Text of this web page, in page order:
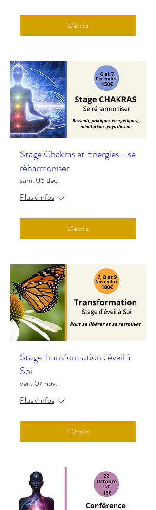
Détails
Stage Chakras et Energies - se
réharmoniser
sam. 06 déc.
Plus d'infos
Détails
Stage Transformation : éveil à
Soi
ven. 07 nov.
Plus d'infos
Détails